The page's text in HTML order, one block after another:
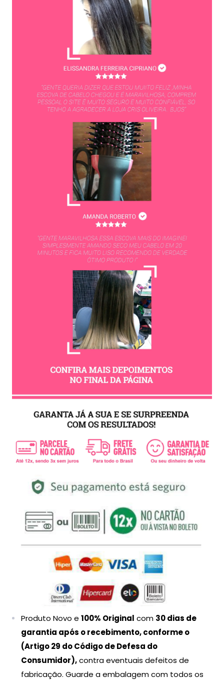
Produto Novo e 100% Original com 30 dias de
garantia após o recebimento, conforme o
(Artigo29 do Código de Defesa do
Consumidor),contra eventuais defeitos de
fabricação. Guarde a embalagem com todos os